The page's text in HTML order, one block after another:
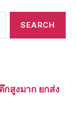
สูงมาก ยกส่ง